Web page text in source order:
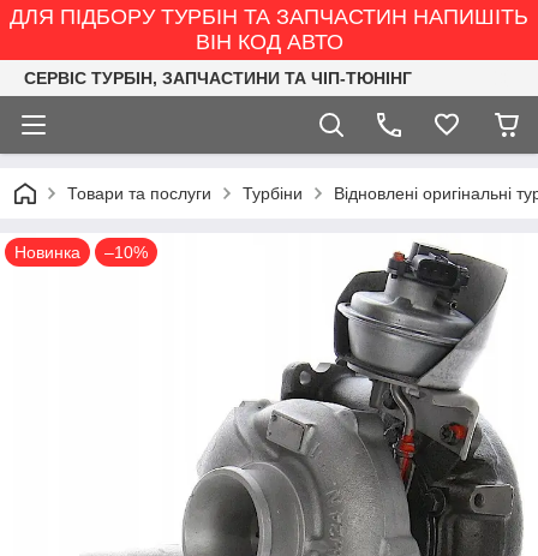
ДЛЯ ПІДБОРУ ТУРБІН ТА ЗАПЧАСТИН НАПИШІТЬ
ВІН КОД АВТО
СЕРВІС ТУРБІН, ЗАПЧАСТИНИ ТА ЧІП-ТЮНІНГ
Товари та послуги Турбіни Відновлені оригінальні
Новинка –10%